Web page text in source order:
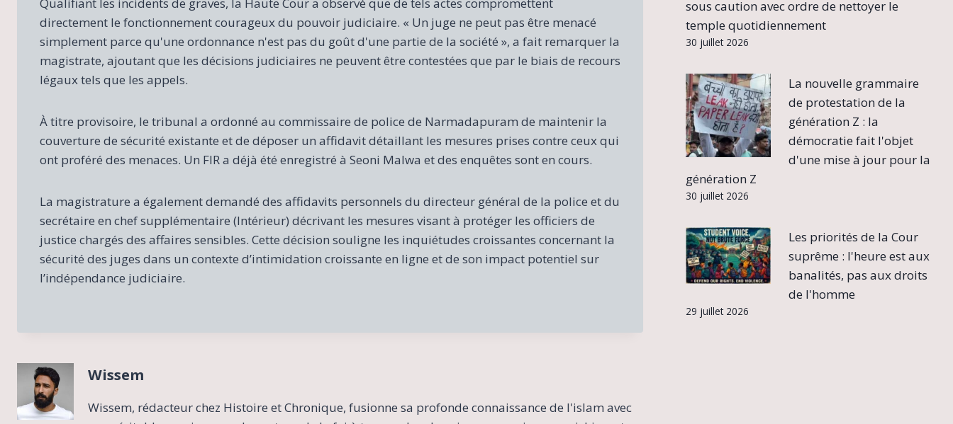
directement le fonctionnement courageux du pouvoir judiciaire. « Un juge ne peut pas être menacé
simplement parce qu'une ordonnance n'est pas du goût d'une partie de la société », a fait remarquer la
magistrate, ajoutant que les décisions judiciaires ne peuvent être contestées que par le biais de recours
légaux tels que les appels.
À titre provisoire, le tribunal a ordonné au commissaire de police de Narmadapuram de maintenir la
couverture de sécurité existante et de déposer un affidavit détaillant les mesures prises contre ceux qui
ont proféré des menaces. Un FIR a déjà été enregistré à Seoni Malwa et des enquêtes sont en cours.
La magistrature a également demandé des affidavits personnels du directeur général de la police et du
secrétaire en chef supplémentaire (Intérieur) décrivant les mesures visant à protéger les officiers de
justice chargés des affaires sensibles. Cette décision souligne les inquiétudes croissantes concernant la
sécurité des juges dans un contexte d’intimidation croissante en ligne et de son impact potentiel sur
l’indépendance judiciaire.
Wissem
Wissem, rédacteur chez Histoire et Chronique, fusionne sa profonde connaissance de l'islam avec
sous caution avec ordre de nettoyer le
temple quotidiennement
30 juillet 2026
La nouvelle grammaire
de protestation de la
génération Z : la
démocratie fait l'objet
d'une mise à jour pour la
génération Z
30 juillet 2026
Les priorités de la Cour
suprême : l'heure est aux
banalités, pas aux droits
de l'homme
29 juillet 2026